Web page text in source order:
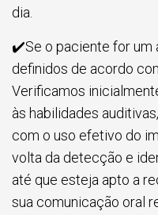
dia.
✔️Se o paciente for um
definidos de acordo
Verificamos
às habilidades
com o uso efetivo do
volta da detecção e
até que esteja apto a
sua comunicação oral